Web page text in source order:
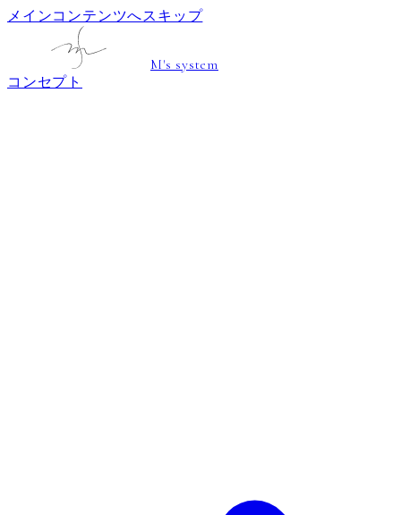
メインコンテンツへスキップ
M's system
コンセプト